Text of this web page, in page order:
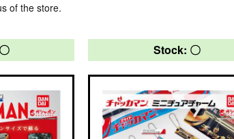
of the store.
Stock: 〇